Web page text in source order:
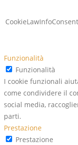
CookieLawInfoConsent
Funzionalità
Funzionalità
I cookie funzionali
come condividere il
social media,
parti.
Prestazione
Prestazione